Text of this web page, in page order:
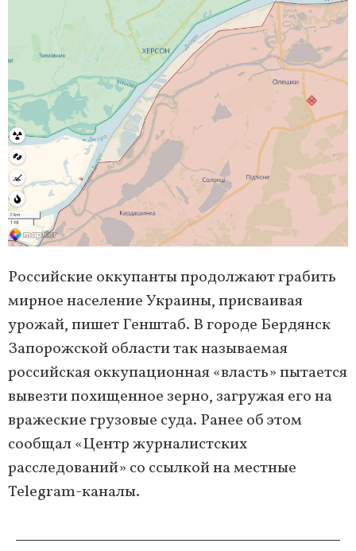
Российские оккупанты продолжают грабить
мирное население Украины, присваивая
урожай, пишет Генштаб. В городе Бердянск
Запорожской области так называемая
российская оккупационная «власть» пытается
вывезти похищенное зерно, загружая его на
вражеские грузовые суда. Ранее об этом
сообщал «Центр журналистских
расследований» со ссылкой на местные
Telegram-каналы.